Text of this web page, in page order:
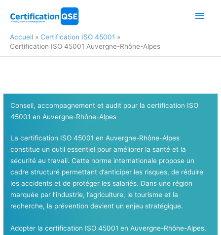
Accueil
Certification ISO 45001
Certification ISO 45001 Auvergne-Rhône-Alpes
Conseil, accompagnement et audit pour la certification ISO
45001 en Auvergne-Rhône-Alpes
La certification ISO 45001 en Auvergne-Rhône-Alpes
constitue un outil essentiel pour améliorer la santé et la
sécurité au travail. Cette norme internationale propose un
cadre structuré permettant d’anticiper les risques, de réduire
les accidents et de protéger les salariés. Dans une région
marquée par l’industrie, l’agriculture, le tourisme et la
recherche, la prévention devient un enjeu stratégique.
Adopter la certification ISO 45001 en Auvergne-Rhône-Alpes,